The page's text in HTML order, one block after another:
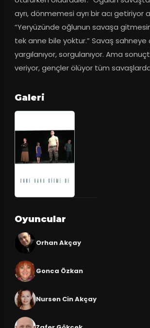
ayrı, dönmemesi ayrı bir acı getiriyor
“Yeryüzünde oğlunun savaşa
tek anne bile yoktur.” Savaş sahneye
yargılanıyor, sorgulanıyor. Ama
veriyor, gençler ölüyor tüm
Galeri
Oyuncular
Orhan Akçay
Gonca Özkan
Nursen Cin Akçay